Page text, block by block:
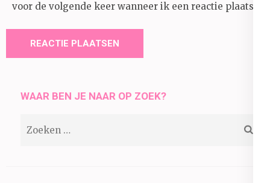
voor de volgende keer wanneer ik een reactie plaats.
WAAR BEN JE NAAR OP ZOEK?